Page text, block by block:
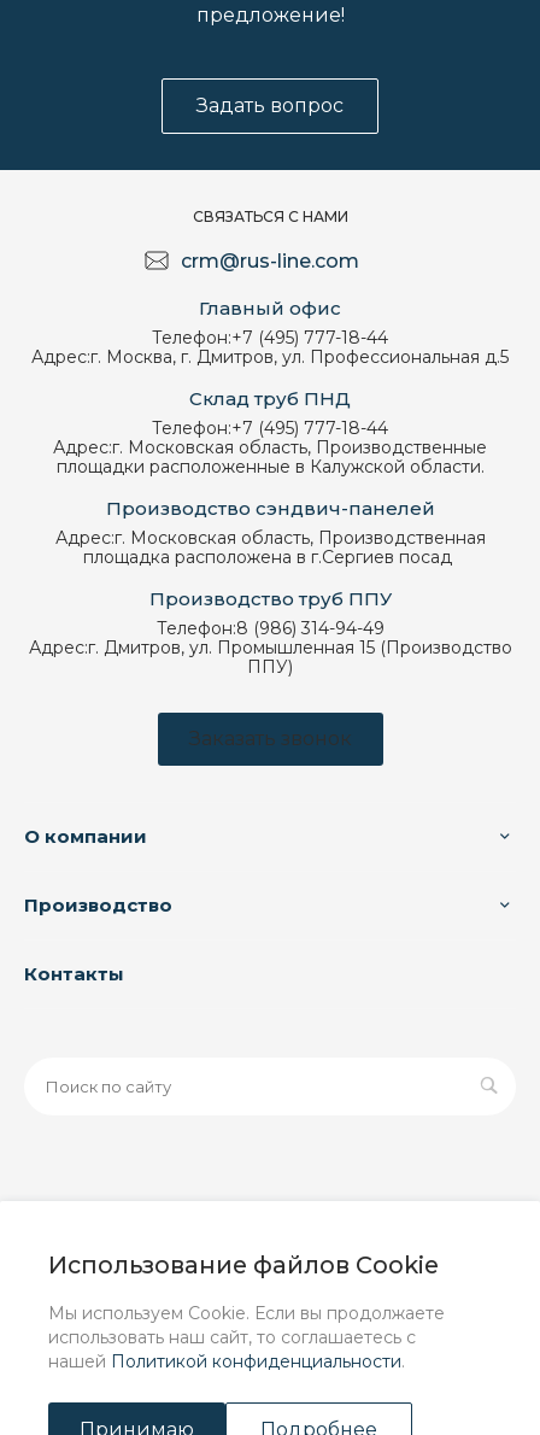
Использование файлов Cookie
Мы используем Cookie. Если вы продолжаете
использовать наш сайт, то соглашаетесь с
нашей Политикой конфиденциальности.
Принимаю Подробнее
предложение!
Задать вопрос
СВЯЗАТЬСЯ С НАМИ
crm@rus-line.com
Главный офис
Телефон:+7 (495) 777-18-44
Адрес:г. Москва, г. Дмитров, ул. Профессиональная д.5
Склад труб ПНД
Телефон:+7 (495) 777-18-44
Адрес:г. Московская область, Производственные
площадки расположенные в Калужской области.
Производство сэндвич-панелей
Адрес:г. Московская область, Производственная
площадка расположена в г.Сергиев посад
Производство труб ППУ
Телефон:8 (986) 314-94-49
Адрес:г. Дмитров, ул. Промышленная 15 (Производство
ППУ)
Заказать звонок
О компании
Производство
Контакты
информационный характер и ни при каких условиях не
положениями Статьи 437 (2) ГК РФ.